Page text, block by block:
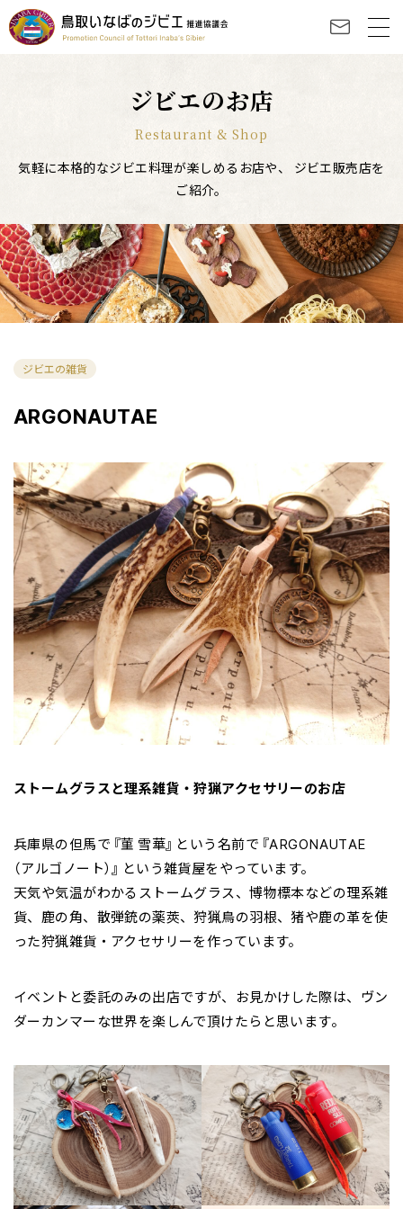
ジビエのお店
Restaurant & Shop
気軽に本格的なジビエ料理が楽しめるお店や、 ジビエ販売店を
ご紹介。
ジビエの雑貨
ARGONAUTAE
ストームグラスと理系雑貨・狩猟アクセサリーのお店
兵庫県の但馬で『菫 雪華』という名前で『ARGONAUTAE
（アルゴノート）』という雑貨屋をやっています。
天気や気温がわかるストームグラス、博物標本などの理系雑
貨、鹿の角、散弾銃の薬莢、狩猟鳥の羽根、猪や鹿の革を使
った狩猟雑貨・アクセサリーを作っています。
イベントと委託のみの出店ですが、お見かけした際は、ヴン
ダーカンマーな世界を楽しんで頂けたらと思います。